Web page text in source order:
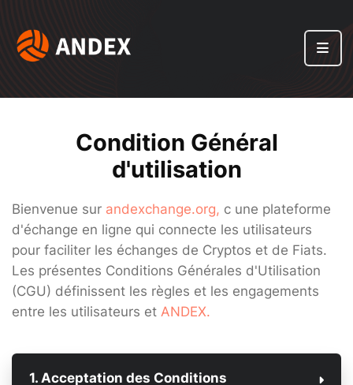
Condition Général
d'utilisation
Bienvenue sur andexchange.org, c une plateforme
d'échange en ligne qui connecte les utilisateurs
pour faciliter les échanges de Cryptos et de Fiats.
Les présentes Conditions Générales d'Utilisation
(CGU) définissent les règles et les engagements
entre les utilisateurs et ANDEX.
1. Acceptation des Conditions